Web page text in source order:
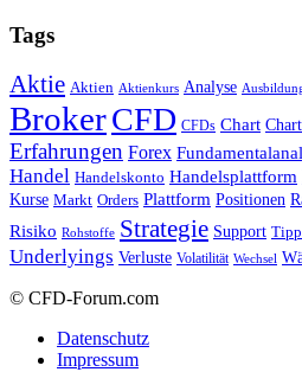
Tags
Aktie Aktien Aktienkurs Analyse
BrokerCFD CFDs Chart
Erfahrungen Forex
Handel Handelskonto Handelsplattform
Kurse Markt Orders Plattform Positionen
Risiko Rohstoffe Strategie Support
Underlyings Verluste Volatilität Wechsel
© CFD-Forum.com
Datenschutz
Impressum